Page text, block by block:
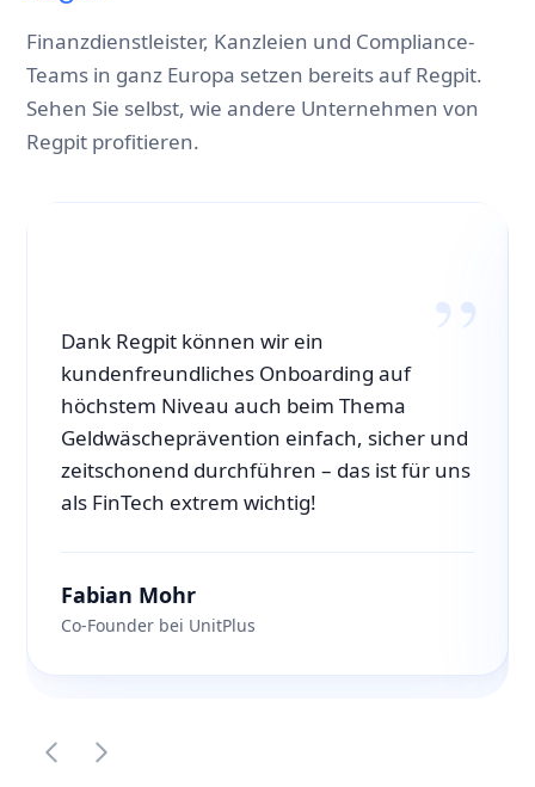
Finanzdienstleister, Kanzleien und Compliance-
Teams in ganz Europa setzen bereits auf Regpit.
Sehen Sie selbst, wie andere Unternehmen von
Regpit profitieren.
Dank Regpit können wir ein
kundenfreundliches Onboarding auf
höchstem Niveau auch beim Thema
Geldwäscheprävention einfach, sicher und
zeitschonend durchführen – das ist für uns
als FinTech extrem wichtig!
Fabian Mohr
Co-Founder bei UnitPlus